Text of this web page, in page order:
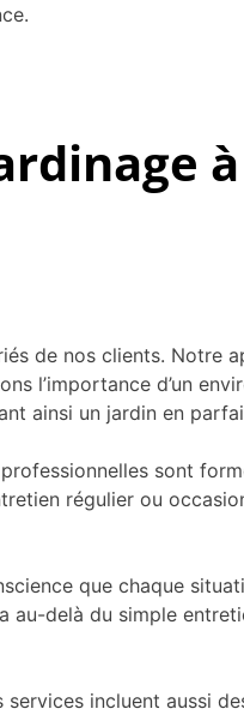
à
de nos clients. Notre
l’importance d’un
ainsi un jardin en
sont
régulier ou
que chaque
au-delà du simple
incluent aussi